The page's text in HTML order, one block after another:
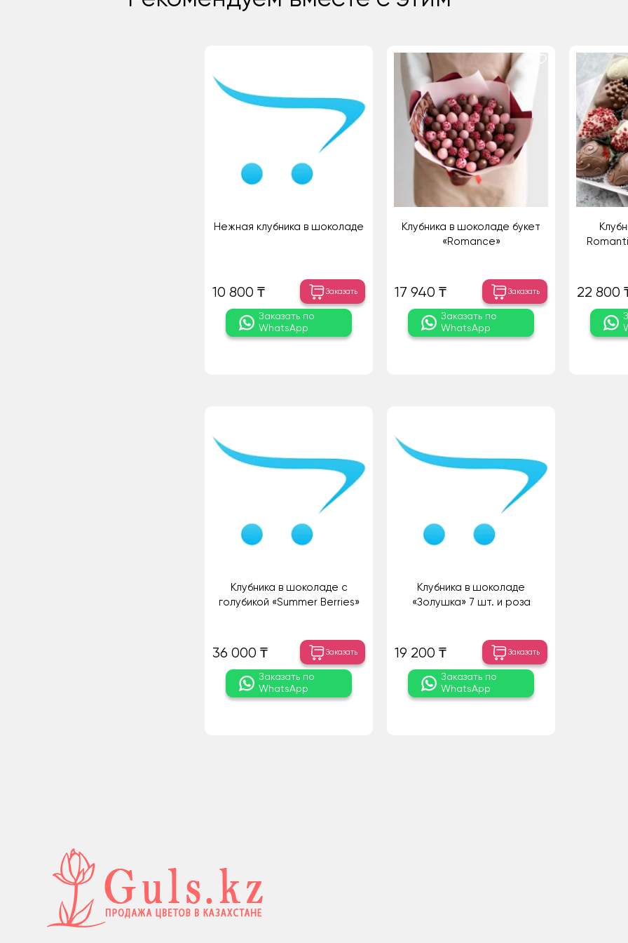
Нежная клубника в шоколаде
10 800 ₸ Заказать
Заказать по
WhatsApp
Клубника в шоколаде букет
«Romance»
17 940 ₸ Заказать
Заказать по
WhatsApp
22 800
Клубника в шоколаде с
голубикой «Summer Berries»
36 000 ₸ Заказать
Заказать по
WhatsApp
Клубника в шоколаде
«Золушка» 7 шт. и роза
19 200 ₸ Заказать
Заказать по
WhatsApp